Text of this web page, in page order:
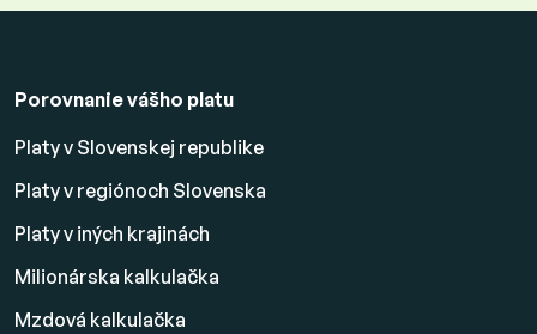
Porovnanie vášho platu
Platy v Slovenskej republike
Platy v regiónoch Slovenska
Platy v iných krajinách
Milionárska kalkulačka
Mzdová kalkulačka